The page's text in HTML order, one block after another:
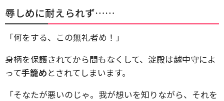
辱しめに耐えられず……
「何をする、この無礼者め！」
身柄を保護されてから間もなくして、淀殿は越中守によ
って手籠めとされてしまいます。
「そなたが悪いのじゃ。我が想いを知りながら、それを